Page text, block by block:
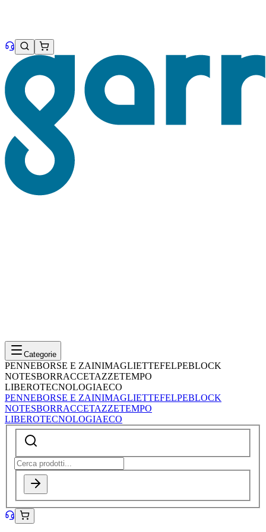
Categorie
PENNEBORSE E ZAINIMAGLIETTEFELPEBLOCK
NOTESBORRACCETAZZETEMPO
LIBEROTECNOLOGIAECO
PENNEBORSE E ZAINIMAGLIETTEFELPEBLOCK
NOTESBORRACCETAZZETEMPO
LIBEROTECNOLOGIAECO